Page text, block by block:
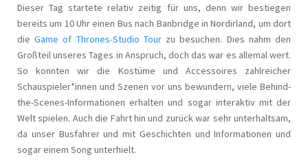
Dieser Tag startete relativ zeitig für uns, denn wir bestiegen
bereits um 10 Uhr einen Bus nach Banbridge in Nordirland, um dort
dieGame of Thrones-Studio Tourzu besuchen. Dies nahm den
Großteil unseres Tages in Anspruch, doch das war es allemal wert.
So konnten wir die Kostüme und Accessoires zahlreicher
Schauspieler*innen und Szenen vor uns bewundern, viele Behind-
the-Scenes-Informationen erhalten und sogar interaktiv mit der
Welt spielen. Auch die Fahrt hin und zurück war sehr unterhaltsam,
da unser Busfahrer und mit Geschichten und Informationen und
sogar einem Song unterhielt.